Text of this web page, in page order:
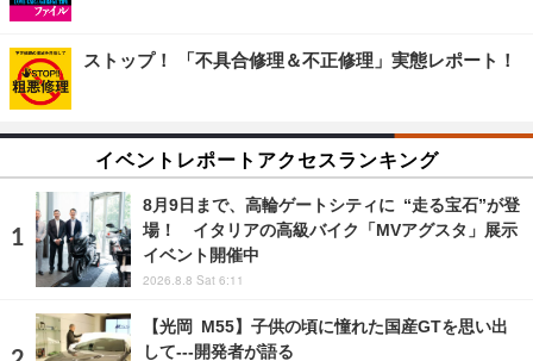
ストップ！ 「不具合修理＆不正修理」実態レポート！
イベントレポートアクセスランキング
8月9日まで、高輪ゲートシティに “走る宝石”が登
場！ イタリアの高級バイク「MVアグスタ」展示
イベント開催中
2026.8.8 Sat 6:11
【光岡 M55】子供の頃に憧れた国産GTを思い出
して---開発者が語る